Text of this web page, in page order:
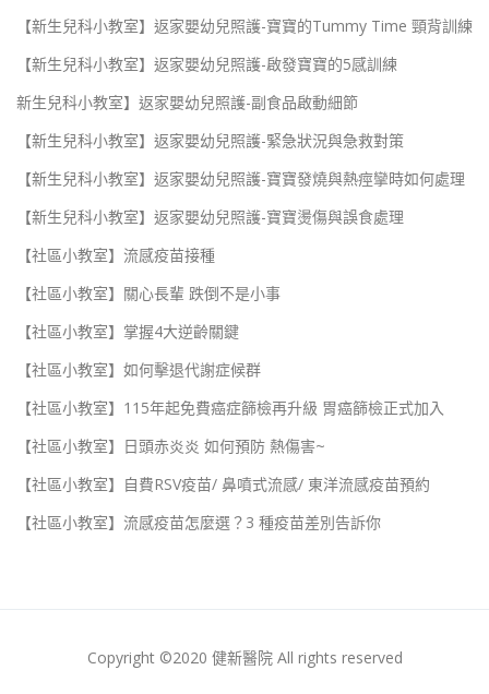
【新生兒科小教室】返家嬰幼兒照護-寶寶的Tummy Time 頸背訓練
【新生兒科小教室】返家嬰幼兒照護-啟發寶寶的5感訓練
新生兒科小教室】返家嬰幼兒照護-副食品啟動細節
【新生兒科小教室】返家嬰幼兒照護-緊急狀況與急救對策
【新生兒科小教室】返家嬰幼兒照護-寶寶發燒與熱痙攣時如何處理
【新生兒科小教室】返家嬰幼兒照護-寶寶燙傷與誤食處理
【社區小教室】流感疫苗接種
【社區小教室】關心長輩 跌倒不是小事
【社區小教室】掌握4大逆齡關鍵
【社區小教室】如何擊退代謝症候群
【社區小教室】115年起免費癌症篩檢再升級 胃癌篩檢正式加入
【社區小教室】日頭赤炎炎 如何預防 熱傷害~
【社區小教室】自費RSV疫苗/ 鼻噴式流感/ 東洋流感疫苗預約
【社區小教室】流感疫苗怎麼選？3 種疫苗差別告訴你
Copyright ©2020 健新醫院 All rights reserved